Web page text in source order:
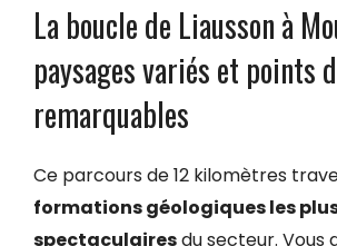
La boucle de Liausson à
paysages variés et points
remarquables
Ce parcours de 12 kilomètres
formations géologiques les
spectaculairesdu secteur. Vous